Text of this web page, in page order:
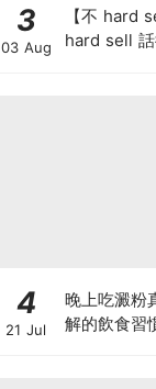
3
03 Aug
【不 hard
hard sell 話
4
21 Jul
晚上吃澱粉
解的飲食習